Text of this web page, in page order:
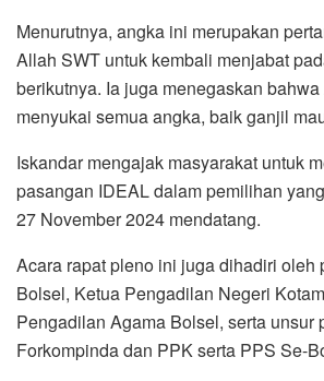
Menurutnya, angka ini merupakan
Allah SWT untuk kembali menjabat
berikutnya. Ia juga menegaskan
menyukai semua angka, baik ganjil
Iskandar mengajak masyarakat untuk
pasangan IDEAL dalam pemilihan
27 November 2024 mendatang.
Acara rapat pleno ini juga dihadiri oleh
Bolsel, Ketua Pengadilan Negeri
Pengadilan Agama Bolsel, serta unsur
Forkompinda dan PPK serta PPS Se-